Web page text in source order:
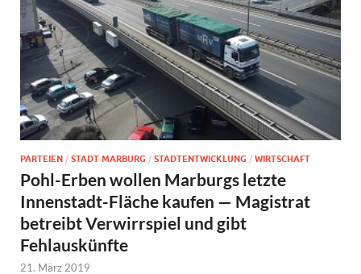
PARTEIEN / STADT MARBURG / STADTENTWICKLUNG / WIRTSCHAFT
Pohl-Erben wollen Marburgs letzte
Innenstadt-Fläche kaufen — Magistrat
betreibt Verwirrspiel und gibt
Fehlauskünfte
21. März 2019